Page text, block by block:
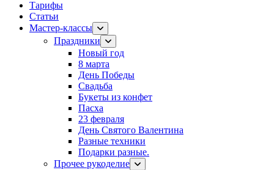
Тарифы
Статьи
Мастер-классы
Праздники
Новый год
8 марта
День Победы
Свадьба
Букеты из конфет
Пасха
23 февраля
День Святого Валентина
Разные техники
Подарки разные.
Прочее рукоделие